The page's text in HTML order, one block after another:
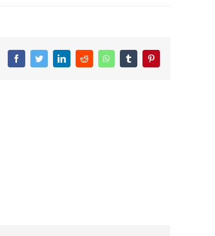
FacebookTwitterLinkedInReddit WhatsAppTumblr